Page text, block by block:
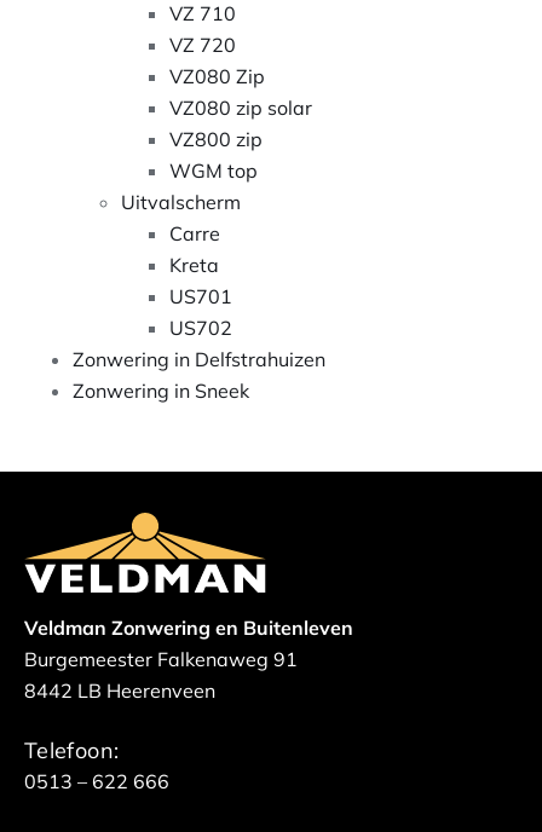
VZ 710
VZ 720
VZ080 Zip
VZ080 zip solar
VZ800 zip
WGM top
Uitvalscherm
Carre
Kreta
US701
US702
Zonwering in Delfstrahuizen
Zonwering in Sneek
Veldman Zonwering en Buitenleven
Burgemeester Falkenaweg 91
8442 LB Heerenveen
Telefoon:
0513 – 622 666